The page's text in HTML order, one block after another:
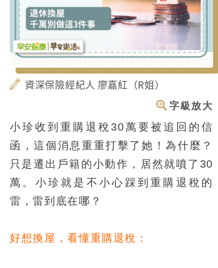
資深保險經紀人 廖嘉紅（R姐）
字級放大
小珍收到重購退稅30萬要被追回的信
函，這個消息重重打擊了她！為什麼？
只是遷出戶籍的小動作，居然就噴了30
萬。小珍就是不小心踩到重購退稅的
雷，雷到底在哪？
好想換屋，看懂重購退稅：